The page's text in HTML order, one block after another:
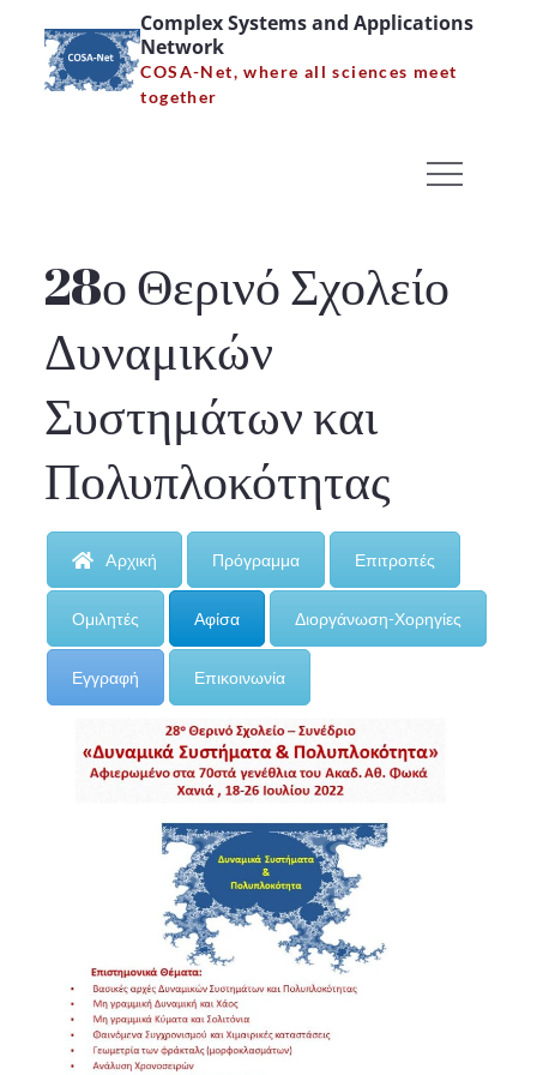
content
Complex Systems and Applications
Network
COSA-Net, where all sciences meet
together
28ο Θερινό Σχολείο
Δυναμικών Συστημάτων
και Πολυπλοκότητας –
Home
28ο Θερινό Σχολείο Δυναμικών Συστημάτων και
Πολυπλοκότητας – Αφίσα
28ο Θερινό Σχολείο
Δυναμικών
Συστημάτων και
Πολυπλοκότητας
Aρχική Πρόγραμμα Επιτροπές
Ομιλητές Αφίσα Διοργάνωση-Χορηγίες
Εγγραφή Επικοινωνία